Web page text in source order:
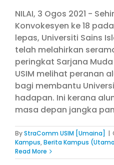
NILAI, 3 Ogos 2021 -
Konvokesyen ke 18
lepas, Universiti Sains
telah melahirkan
peringkat Sarjana
USIM melihat peranan
bagi membantu
hadapan. Ini kerana
masa depan jangka
ByStraComm USIM [Umaina] |
Kampus,Berita Kampus
Read More